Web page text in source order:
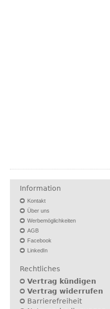
Information
Kontakt
Über uns
Werbemöglichkeiten
AGB
Facebook
LinkedIn
Rechtliches
Vertrag kündigen
Vertrag widerrufen
Barrierefreiheit